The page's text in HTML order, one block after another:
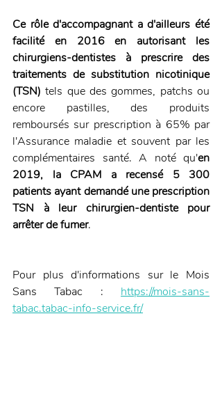
Ce rôle d'accompagnant a d'ailleurs été
facilité en 2016 en autorisant les
chirurgiens-dentistes à prescrire des
traitements de substitution nicotinique
(TSN) tels que des gommes, patchs ou
encore pastilles, des produits
remboursés sur prescription à 65% par
l'Assurance maladie et souvent par les
complémentaires santé. A noté qu'en
2019, la CPAM a recensé 5 300
patients ayant demandé une prescription
TSN à leur chirurgien-dentiste pour
arrêter de fumer.
Pour plus d'informations sur le Mois
Sans Tabac : https://mois-sans-
tabac.tabac-info-service.fr/